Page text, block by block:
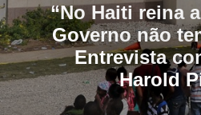
“No Haiti reina
Governo não
Entrevista
Harold